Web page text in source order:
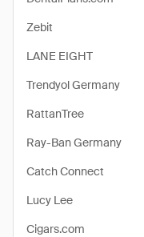
Zebit
LANE EIGHT
Trendyol Germany
RattanTree
Ray-Ban Germany
Catch Connect
Lucy Lee
Cigars.com